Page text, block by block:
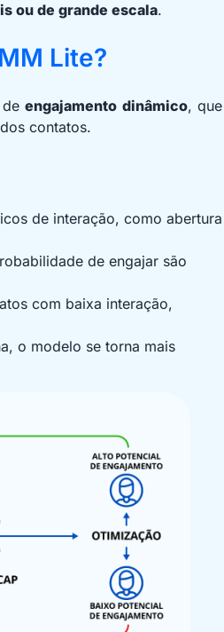
ou de grande escala.
Lite?
deengajamento dinâmico, que
contatos.
de interação, como abertura
de engajar são
com baixa interação,
o modelo se torna mais